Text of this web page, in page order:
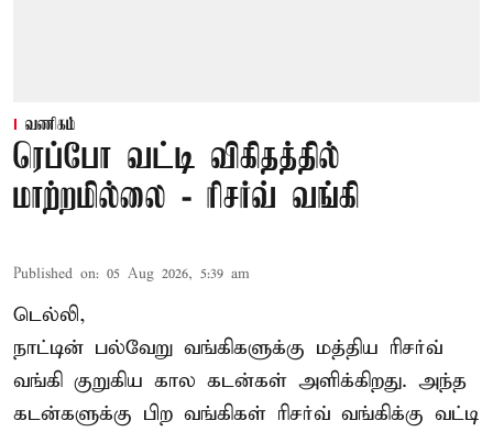
வணிகம்
ரெப்போ வட்டி விகிதத்தில்
மாற்றமில்லை - ரிசர்வ் வங்கி
Published on: 05 Aug 2026, 5:39 am
டெல்லி,
நாட்டின் பல்வேறு வங்கிகளுக்கு மத்திய ரிசர்வ்
வங்கி குறுகிய கால கடன்கள் அளிக்கிறது. அந்த
கடன்களுக்கு பிற வங்கிகள் ரிசர்வ் வங்கிக்கு வட்டி